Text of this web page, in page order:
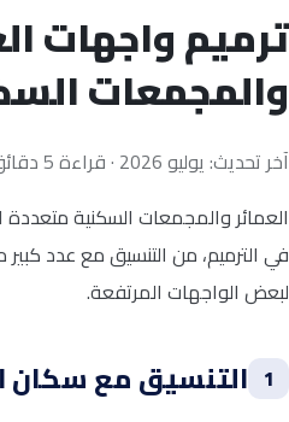
ترميم واجهات
والمجمعات
آخر تحديث: يوليو 2026 · قراءة 5 دقائق
العمائر والمجمعات السكنية
في الترميم، من التنسيق مع عدد
لبعض الواجهات المرتفعة.
1 التنسيق مع سكان